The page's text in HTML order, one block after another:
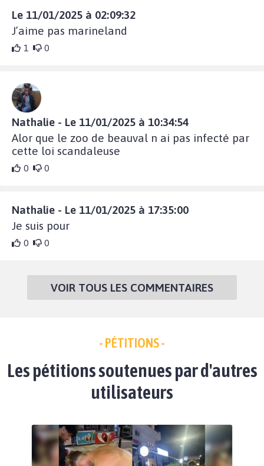
Le 11/01/2025 à 02:09:32
J’aime pas marineland
1 0
Nathalie - Le 11/01/2025 à 10:34:54
Alor que le zoo de beauval n ai pas infecté par
cette loi scandaleuse
0 0
Nathalie - Le 11/01/2025 à 17:35:00
Je suis pour
0 0
VOIR TOUS LES COMMENTAIRES
- PÉTITIONS -
Les pétitions soutenues par d'autres
utilisateurs